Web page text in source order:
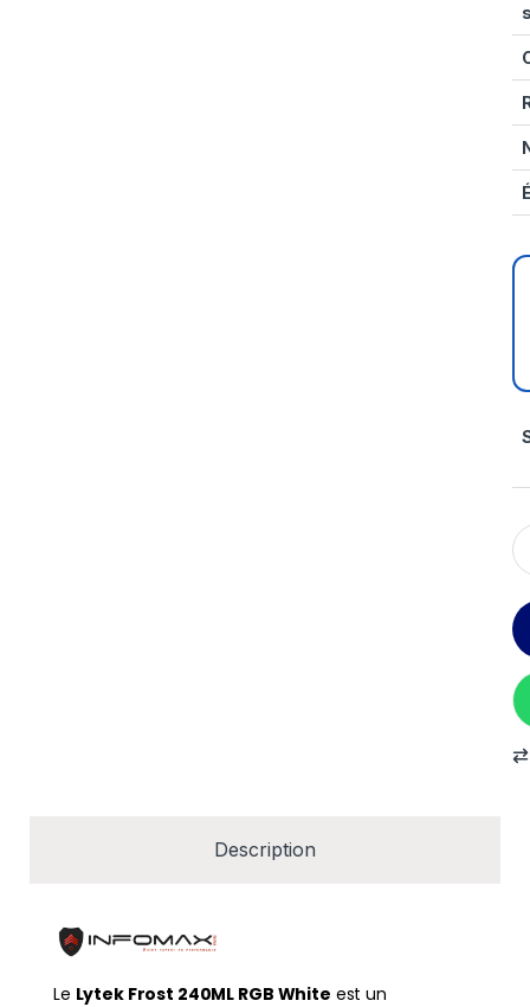
Description
Le Lytek Frost 240ML RGB White est un